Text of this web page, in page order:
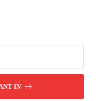
IN